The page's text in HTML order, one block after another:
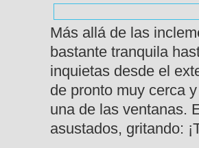
Más allá de las
bastante tranquila
inquietas desde el
de pronto muy cerca
una de las ventanas.
asustados, gritando: